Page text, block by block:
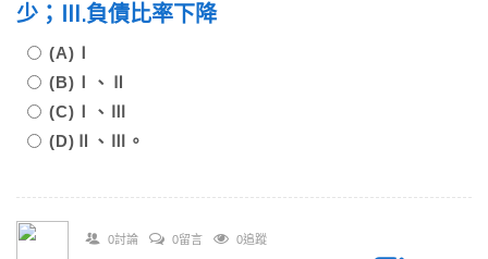
少；Ⅲ.負債比率下降
(A)Ⅰ
(B)Ⅰ、Ⅱ
(C)Ⅰ、Ⅲ
(D)Ⅱ、Ⅲ。
0討論 0留言 0追蹤